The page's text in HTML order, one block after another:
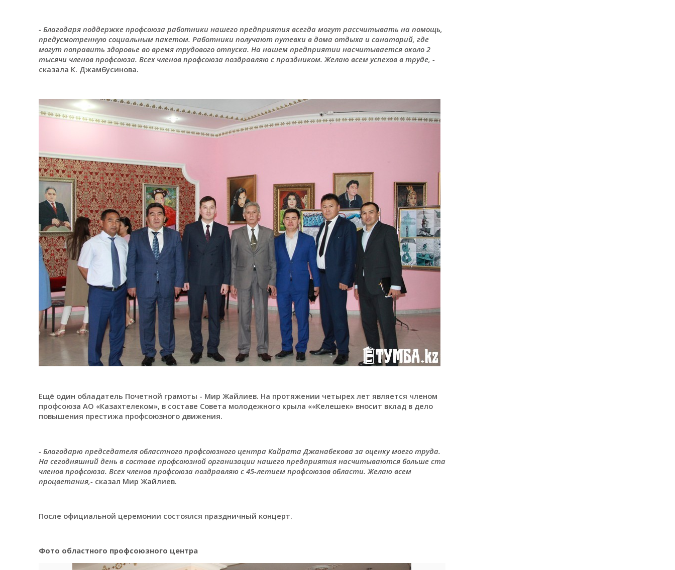
- Благодаря поддержке профсоюза работники нашего предприятия всегда могут рассчитывать на помощь,
предусмотренную социальным пакетом. Работники получают путевки в дома отдыха и санаторий, где
могут поправить здоровье во время трудового отпуска. На нашем предприятии насчитывается около 2
тысячи членов профсоюза. Всех членов профсоюза поздравляю с праздником. Желаю всем успехов в труде, -
сказала К. Джамбусинова.
Ещё один обладатель Почетной грамоты - Мир Жайлиев. На протяжении четырех лет является членом
профсоюза АО «Казахтелеком», в составе Совета молодежного крыла ««Келешек» вносит вклад в дело
повышения престижа профсоюзного движения.
- Благодарю председателя областного профсоюзного центра Кайрата Джанабекова за оценку моего труда.
На сегодняшний день в составе профсоюзной организации нашего предприятия насчитываются больше ста
членов профсоюза. Всех членов профсоюза поздравляю с 45-летием профсоюзов области. Желаю всем
процветания,- сказал Мир Жайлиев.
После официальной церемонии состоялся праздничный концерт.
Фото областного профсоюзного центра